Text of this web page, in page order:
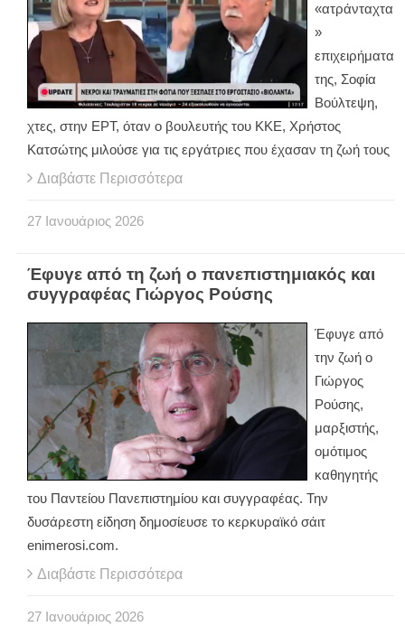
«ατράνταχτα
»
επιχειρήματα
της, Σοφία
Βούλτεψη,
χτες, στην ΕΡΤ, όταν ο βουλευτής του ΚΚΕ, Χρήστος
Κατσώτης μιλούσε για τις εργάτριες που έχασαν τη ζωή τους
Διαβάστε Περισσότερα
27 Ιανουάριος 2026
Έφυγε από τη ζωή ο πανεπιστημιακός και
συγγραφέας Γιώργος Ρούσης
Έφυγε από
την ζωή ο
Γιώργος
Ρούσης,
μαρξιστής,
ομότιμος
καθηγητής
του Παντείου Πανεπιστημίου και συγγραφέας. Την
δυσάρεστη είδηση δημοσίευσε το κερκυραϊκό σάιτ
enimerosi.com.
Διαβάστε Περισσότερα
27 Ιανουάριος 2026